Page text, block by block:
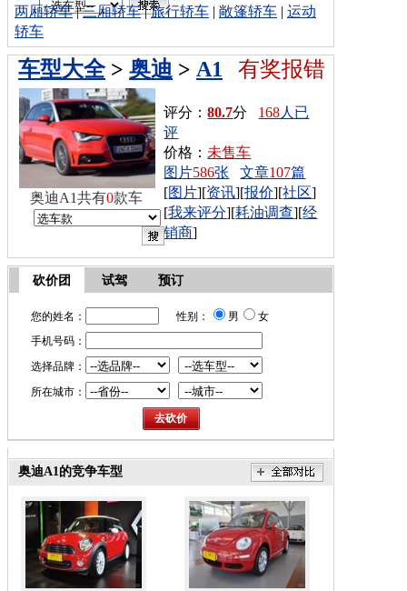
两厢轿车|三厢轿车|旅行轿车 | 敞篷轿车 | 运动
轿车
有奖报错
车型大全> 奥迪 > A1
评分：80.7分 168人已
评
价格： 未售车
图片586张 文章107篇
[图片][资讯][报价][社区]
[我来评分][耗油调查][经
销商]
奥迪A1共有0款车
砍价团 试驾 预订
您的姓名： 性别： 男
女
手机号码：
选择品牌：
所在城市：
奥迪A1的竞争车型